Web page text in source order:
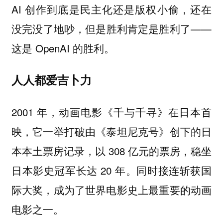
AI 创作到底是民主化还是版权小偷，还在
没完没了地吵，但是胜利肯定是胜利了——
这是 OpenAI 的胜利。
人人都爱吉卜力
2001 年，动画电影《千与千寻》在日本首
映，它一举打破由《泰坦尼克号》创下的日
本本土票房记录，以 308 亿元的票房，稳坐
日本影史冠军长达 20 年。同时接连斩获国
际大奖，成为了世界电影史上最重要的动画
电影之一。